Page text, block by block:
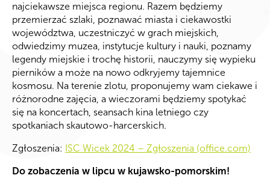
najciekawsze miejsca regionu. Razem będziemy
przemierzać szlaki, poznawać miasta i ciekawostki
województwa, uczestniczyć w grach miejskich,
odwiedzimy muzea, instytucje kultury i nauki, poznamy
legendy miejskie i trochę historii, nauczymy się wypieku
pierników a może na nowo odkryjemy tajemnice
kosmosu. Na terenie zlotu, proponujemy wam ciekawe i
różnorodne zajęcia, a wieczorami będziemy spotykać
się na koncertach, seansach kina letniego czy
spotkaniach skautowo-harcerskich.
Zgłoszenia: ISC Wicek 2024 – Zgłoszenia (office.com)
Do zobaczenia w lipcu w kujawsko-pomorskim!